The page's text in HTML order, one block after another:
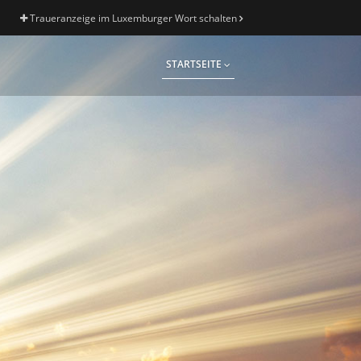
Traueranzeige im Luxemburger Wort schalten
STARTSEITE